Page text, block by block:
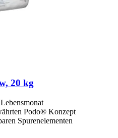
20 kg
Podo® Konzept
Spurenelementen